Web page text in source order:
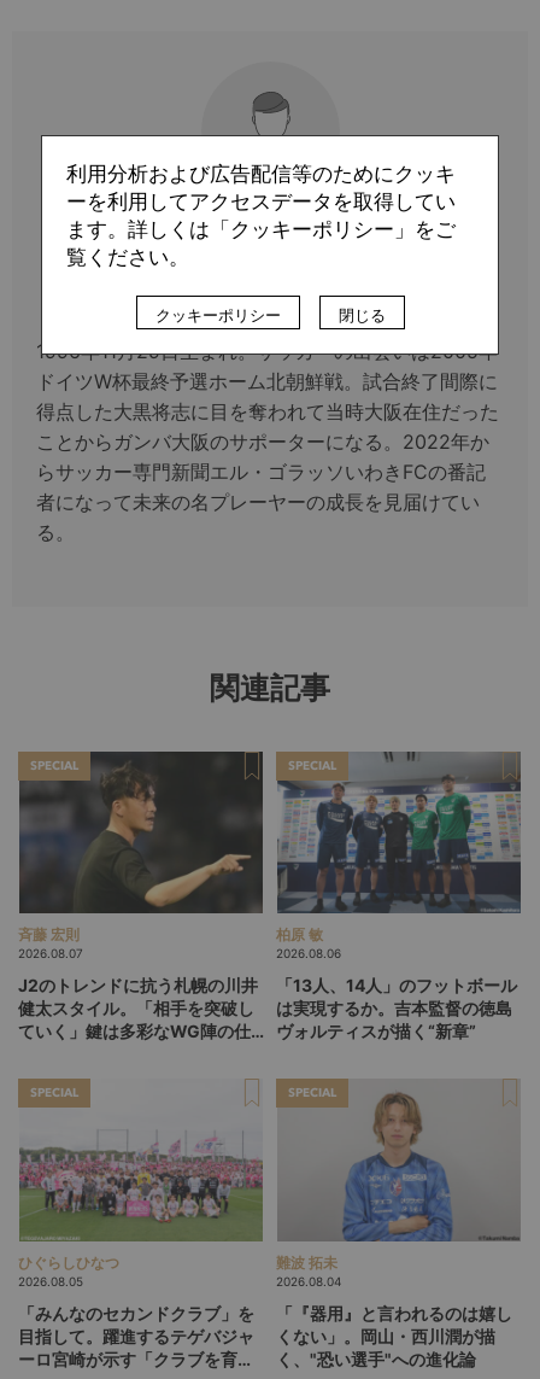
柿崎 優成
1996年11月29日生まれ。サッカーの出会いは2005年
ドイツW杯最終予選ホーム北朝鮮戦。試合終了間際に
得点した大黒将志に目を奪われて当時大阪在住だった
ことからガンバ大阪のサポーターになる。2022年か
らサッカー専門新聞エル・ゴラッソいわきFCの番記
者になって未来の名プレーヤーの成長を見届けてい
る。
関連記事
SPECIAL
斉藤 宏則
2026.08.07
J2のトレンドに抗う札幌の川井
健太スタイル。「相手を突破し
ていく」鍵は多彩なWG陣の仕
SPECIAL
柏原 敏
2026.08.06
「13人、14人」のフットボール
は実現するか。吉本監督の徳島
ヴォルティスが描く“新章”
SPECIAL
ひぐらしひなつ
2026.08.05
「みんなのセカンドクラブ」を
目指して。躍進するテゲバジャ
ーロ宮崎が示す「クラブを育て
SPECIAL
難波 拓未
2026.08.04
「『器用』と言われるのは嬉し
くない」。岡山・西川潤が描
く、"恐い選手"への進化論
利用分析および広告配信等のためにクッキ
ーを利用してアクセスデータを取得してい
ます。詳しくは「クッキーポリシー」をご
覧ください。
クッキーポリシー 閉じる